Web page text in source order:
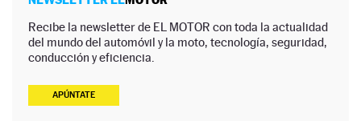
Recibe la newsletter de EL MOTOR con toda la actualidad
del mundo del automóvil y la moto, tecnología, seguridad,
conducción y eficiencia.
APÚNTATE